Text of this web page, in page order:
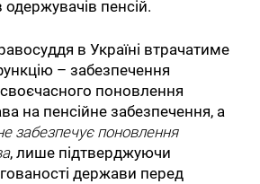
пенсій.
в Україні втрачатиме
– забезпечення
поновлення
на пенсійне забезпечення, а
забезпечує поновлення
, лише підтверджуючи
держави перед